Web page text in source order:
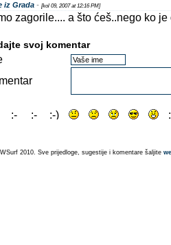
iz Grada - [kol 09, 2007 at 12:16 PM]
zagorile.... a što ćeš..nego ko
svoj komentar
2010. Sve prijedloge, sugestije i komentare šaljite